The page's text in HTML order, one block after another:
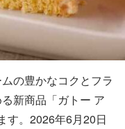
の豊かなコクとフラ
新商品「ガトー ア
す。2026年6月20日